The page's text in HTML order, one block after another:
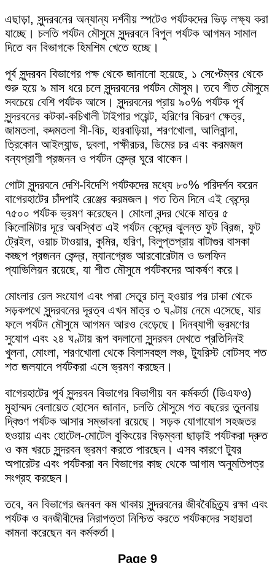
এছাড়া, সুন্দরবনের অন্যান্য দর্শনীয় স্পটেও পর্যটকদের ভিড় লক্ষ্য করা
যাচ্ছে। চলতি পর্যটন মৌসুমে সুন্দরবনে বিপুল পর্যটক আগমন সামাল
দিতে বন বিভাগকে হিমশিম খেতে হচ্ছে।
পূর্ব সুন্দরবন বিভাগের পক্ষ থেকে জানানো হয়েছে, ১ সেপ্টেম্বর থেকে
শুরু হয়ে ৯ মাস ধরে চলে সুন্দরবনের পর্যটন মৌসুম। তবে শীত মৌসুমে
সবচেয়ে বেশি পর্যটক আসে। সুন্দরবনের প্রায় ৯০% পর্যটক পূর্ব
সুন্দরবনের কটকা-কচিখালী টাইগার পয়েন্ট, হরিণের বিচরণ ক্ষেত্র,
জামতলা, কদমতলা সী-বিচ, হারবাড়িয়া, শরণখোলা, আলিবান্দা,
ত্রিকোন আইল্যান্ড, দুবলা, পক্ষীরচর, ডিমের চর এবং করমজল
বন্যপ্রাণী প্রজনন ও পর্যটন কেন্দ্র ঘুরে থাকেন।
গোটা সুন্দরবনে দেশি-বিদেশি পর্যটকদের মধ্যে ৮০% পরিদর্শন করেন
বাগেরহাটের চাঁদপাই রেঞ্জের করমজল। গত তিন দিনে এই কেন্দ্রে
৭৫০০ পর্যটক ভ্রমণ করেছেন। মোংলা বন্দর থেকে মাত্র ৫
কিলোমিটার দূরে অবস্থিত এই পর্যটন কেন্দ্রে ঝুলন্ত ফুট ব্রিজ, ফুট
ট্রেইল, ওয়াচ টাওয়ার, কুমির, হরিণ, বিলুপ্তপ্রায় বাটাগুর বাসকা
কচ্ছপ প্রজনন কেন্দ্র, ম্যানগ্রেভ আরবোরেটাম ও ডলফিন
প্যাভিলিয়ন রয়েছে, যা শীত মৌসুমে পর্যটকদের আকর্ষণ করে।
মোংলার রেল সংযোগ এবং পদ্মা সেতুর চালু হওয়ার পর ঢাকা থেকে
সড়কপথে সুন্দরবনের দূরত্ব এখন মাত্র ৩ ঘণ্টায় নেমে এসেছে, যার
ফলে পর্যটন মৌসুমে আগমন আরও বেড়েছে। দিনব্যাপী ভ্রমণের
সুযোগ এবং ২৪ ঘণ্টায় রূপ বদলানো সুন্দরবন দেখতে প্রতিদিনই
খুলনা, মোংলা, শরণখোলা থেকে বিলাসবহুল লঞ্চ, ট্যুরিস্ট বোটসহ শত
শত জলযানে পর্যটকরা এসে ভ্রমণ করছেন।
বাগেরহাটের পূর্ব সুন্দরবন বিভাগের বিভাগীয় বন কর্মকর্তা (ডিএফও)
মুহাম্মদ বেলায়েত হোসেন জানান, চলতি মৌসুমে গত বছরের তুলনায়
দ্বিগুণ পর্যটক আসার সম্ভাবনা রয়েছে। সড়ক যোগাযোগ সহজতর
হওয়ায় এবং হোটেল-মোটেল বুকিংয়ের বিড়ম্বনা ছাড়াই পর্যটকরা দ্রুত
ও কম খরচে সুন্দরবন ভ্রমণ করতে পারছেন। এসব কারণে ট্যুর
অপারেটর এবং পর্যটকরা বন বিভাগের কাছ থেকে আগাম অনুমতিপত্র
সংগ্রহ করছেন।
তবে, বন বিভাগের জনবল কম থাকায় সুন্দরবনের জীববৈচিত্র্য রক্ষা এবং
পর্যটক ও বনজীবীদের নিরাপত্তা নিশ্চিত করতে পর্যটকদের সহায়তা
কামনা করেছেন বন কর্মকর্তা।
Page 9